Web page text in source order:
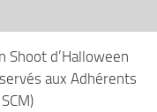
Shoot d’Halloween
aux Adhérents